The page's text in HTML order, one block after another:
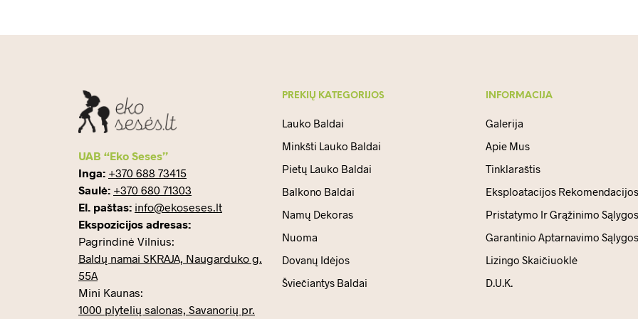
UAB “Eko Seses”
Inga: +370 688 73415
Saulė: +370 680 71303
El. paštas: info@ekoseses.lt
Ekspozicijos adresas:
Pagrindinė Vilnius:
Baldų namai SKRAJA, Naugarduko g.
55A
Mini Kaunas:
1000 plytelių salonas, Savanorių pr.
PREKIŲ KATEGORIJOS
Lauko Baldai
Minkšti Lauko Baldai
Pietų Lauko Baldai
Balkono Baldai
Namų Dekoras
Nuoma
Dovanų Idėjos
Šviečiantys Baldai
INFORMACIJA
Galerija
Apie Mus
Tinklaraštis
Eksploatacijos Rekomendacijos
Pristatymo Ir Grąžinimo Sąlygos
Garantinio Aptarnavimo Sąlygos
Lizingo Skaičiuoklė
D.U.K.